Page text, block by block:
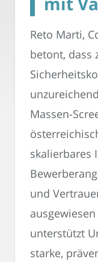
Reto Marti,
betont, dass
Massen-
skalierbares
und
unterstützt
starke,